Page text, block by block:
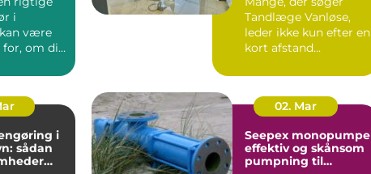
i
være
for, om dit
Tandlæge Vanløse,
leder ikke kun efter en
kort afstand
også have ...
i
sådan
02. Mar
Seepex monopumpe
effektiv og skånsom
pumpning til